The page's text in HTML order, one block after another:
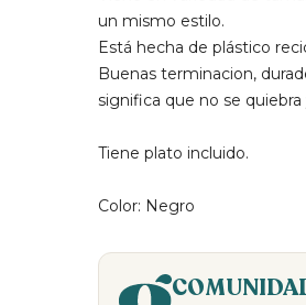
un mismo estilo.
Está hecha de plástico
Buenas terminacion,
significa que no se quiebra
Tiene plato incluido.
Color: Negro